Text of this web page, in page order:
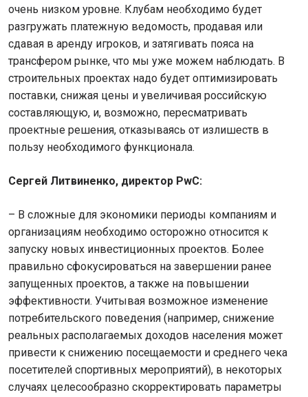
очень низком уровне. Клубам необходимо будет
разгружать платежную ведомость, продавая или
сдавая в аренду игроков, и затягивать пояса на
трансфером рынке, что мы уже можем наблюдать. В
строительных проектах надо будет оптимизировать
поставки, снижая цены и увеличивая российскую
составляющую, и, возможно, пересматривать
проектные решения, отказываясь от излишеств в
пользу необходимого функционала.
Сергей Литвиненко, директор PwC:
– В сложные для экономики периоды компаниям и
организациям необходимо осторожно относится к
запуску новых инвестиционных проектов. Более
правильно сфокусироваться на завершении ранее
запущенных проектов, а также на повышении
эффективности. Учитывая возможное изменение
потребительского поведения (например, снижение
реальных располагаемых доходов населения может
привести к снижению посещаемости и среднего чека
посетителей спортивных мероприятий), в некоторых
случаях целесообразно скорректировать параметры